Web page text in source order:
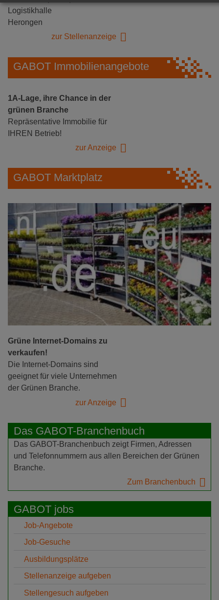
Logistikhalle
Herongen
zur Stellenanzeige
GABOT Immobilienangebote
1A-Lage, ihre Chance in der
grünen Branche
Repräsentative Immobilie für
IHREN Betrieb!
zur Anzeige
GABOT Marktplatz
Grüne Internet-Domains zu
verkaufen!
Die Internet-Domains sind
geeignet für viele Unternehmen
der Grünen Branche.
zur Anzeige
Das GABOT-Branchenbuch
Das GABOT-Branchenbuch zeigt Firmen, Adressen
und Telefonnummern aus allen Bereichen der Grünen
Branche.
Zum Branchenbuch
GABOT jobs
Job-Angebote
Job-Gesuche
Ausbildungsplätze
Stellenanzeige aufgeben
Stellengesuch aufgeben